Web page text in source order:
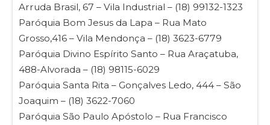
Arruda Brasil, 67 – Vila Industrial – (18) 99132-1323
Paróquia Bom Jesus da Lapa – Rua Mato
Grosso,416 – Vila Mendonça – (18) 3623-6779
Paróquia Divino Espírito Santo – Rua Araçatuba,
488-Alvorada – (18) 98115-6029
Paróquia Santa Rita – Gonçalves Ledo, 444 – São
Joaquim – (18) 3622-7060
Paróquia São Paulo Apóstolo – Rua Francisco